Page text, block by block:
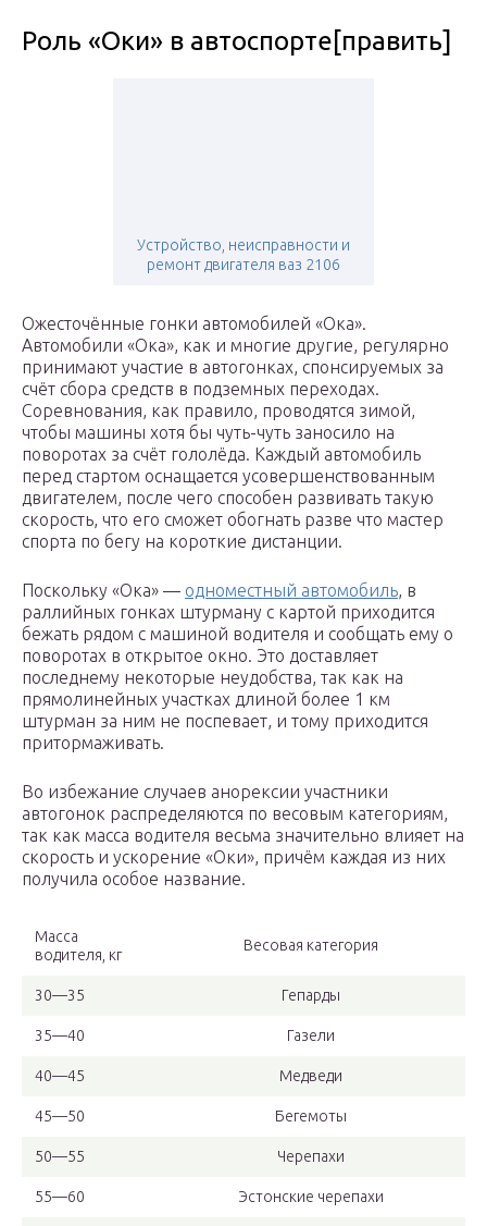
Роль «Оки» в автоспорте[править]
Устройство, неисправности и
ремонт двигателя ваз 2106
Ожесточённые гонки автомобилей «Ока».
Автомобили «Ока», как и многие другие, регулярно
принимают участие в автогонках, спонсируемых за
счёт сбора средств в подземных переходах.
Соревнования, как правило, проводятся зимой,
чтобы машины хотя бы чуть-чуть заносило на
поворотах за счёт гололёда. Каждый автомобиль
перед стартом оснащается усовершенствованным
двигателем, после чего способен развивать такую
скорость, что его сможет обогнать разве что мастер
спорта по бегу на короткие дистанции.
Поскольку «Ока» — одноместный автомобиль, в
раллийных гонках штурману с картой приходится
бежать рядом с машиной водителя и сообщать ему о
поворотах в открытое окно. Это доставляет
последнему некоторые неудобства, так как на
прямолинейных участках длиной более 1 км
штурман за ним не поспевает, и тому приходится
притормаживать.
Во избежание случаев анорексии участники
автогонок распределяются по весовым категориям,
так как масса водителя весьма значительно влияет на
скорость и ускорение «Оки», причём каждая из них
получила особое название.
Масса
водителя, кг
Весовая категория
30—35 Гепарды
35—40 Газели
40—45 Медведи
45—50 Бегемоты
50—55 Черепахи
55—60 Эстонские черепахи